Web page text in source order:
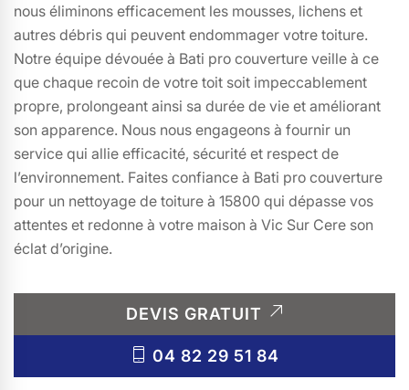
nous éliminons efficacement les mousses, lichens et
autres débris qui peuvent endommager votre toiture.
Notre équipe dévouée à Bati pro couverture veille à ce
que chaque recoin de votre toit soit impeccablement
propre, prolongeant ainsi sa durée de vie et améliorant
son apparence. Nous nous engageons à fournir un
service qui allie efficacité, sécurité et respect de
l’environnement. Faites confiance à Bati pro couverture
pour un nettoyage de toiture à 15800 qui dépasse vos
attentes et redonne à votre maison à Vic Sur Cere son
éclat d’origine.
DEVIS GRATUIT
04 82 29 51 84